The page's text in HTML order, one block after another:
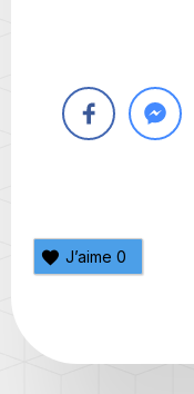
J’aime 0